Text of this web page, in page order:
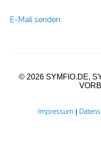
E-Mail senden
© 2026 SYMFIO.DE,
Impressum |